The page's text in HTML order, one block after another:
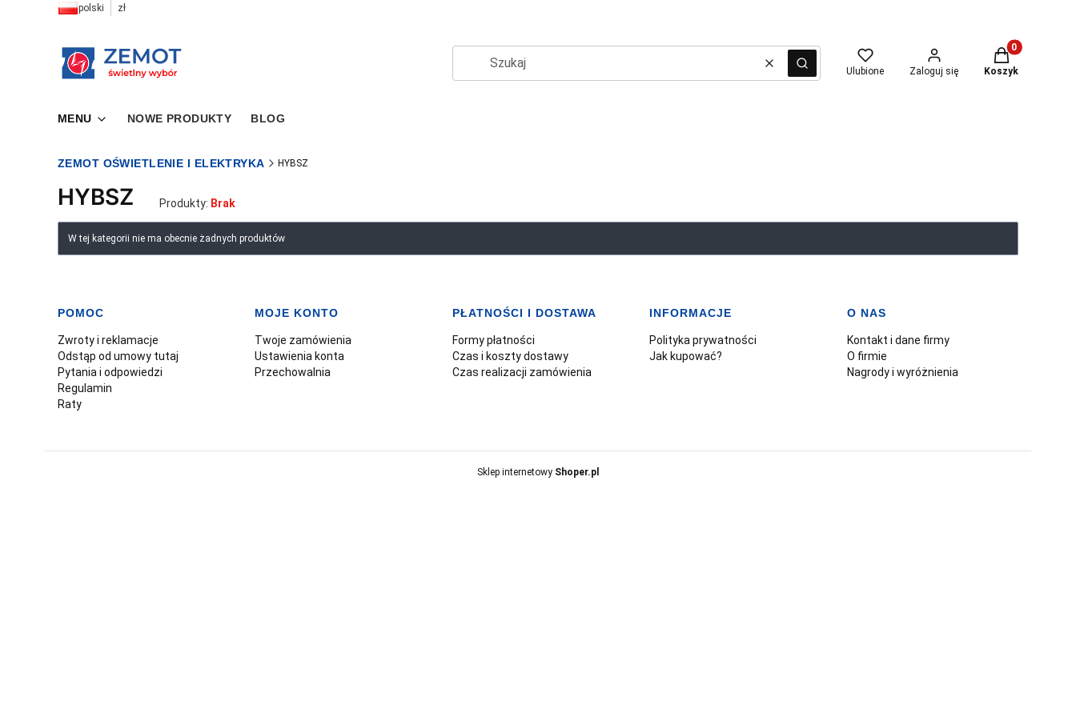
polski zł
WyczyśćSzukaj Ulubione Zaloguj się
Produkty w
Koszyk
MENU NOWE PRODUKTY BLOG
ZEMOT OŚWIETLENIE I ELEKTRYKA HYBSZ
HYBSZ Produkty: Brak
Lista produktów
W tej kategorii nie ma obecnie żadnych produktów
Linki w stopce
POMOC
Zwroty i reklamacje
Odstąp od umowy tutaj
Pytania i odpowiedzi
Regulamin
Raty
MOJE KONTO
Twoje zamówienia
Ustawienia konta
Przechowalnia
PŁATNOŚCI I DOSTAWA
Formy płatności
Czas i koszty dostawy
Czas realizacji zamówienia
INFORMACJE
Polityka prywatności
Jak kupować?
O NAS
Kontakt i dane firmy
O firmie
Nagrody i wyróżnienia
Sklep internetowy Shoper.pl